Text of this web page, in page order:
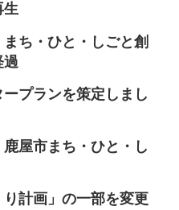
生
ち・ひと・しごと創
過
プランを策定しまし
屋市まち・ひと・し
り計画」の一部を変更